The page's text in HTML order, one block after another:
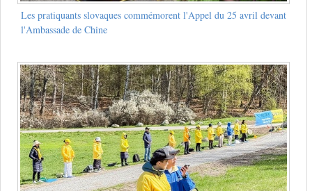
Les pratiquants slovaques commémorent l'Appel du 25 avril devant
l'Ambassade de Chine